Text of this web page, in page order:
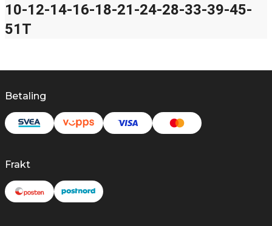
10-12-14-16-18-21-24-28-33-39-45-
51T
Betaling
Frakt